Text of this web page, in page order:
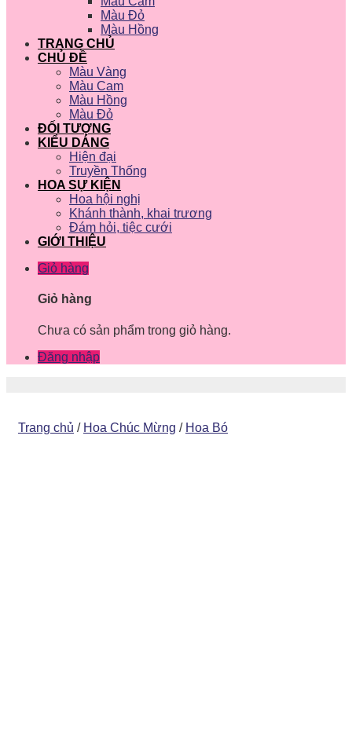
Màu Đỏ
Màu Hồng
TRANG CHỦ
CHỦ ĐỀ
Màu Vàng
Màu Cam
Màu Hồng
Màu Đỏ
ĐỐI TƯỢNG
KIỂU DÁNG
Hiện đại
Truyền Thống
HOA SỰ KIỆN
Hoa hội nghị
Khánh thành, khai trương
Đám hỏi, tiệc cưới
GIỚI THIỆU
Giỏ hàng
Giỏ hàng
Chưa có sản phẩm trong giỏ hàng.
Đăng nhập
Trang chủ / Hoa Chúc Mừng / Hoa Bó